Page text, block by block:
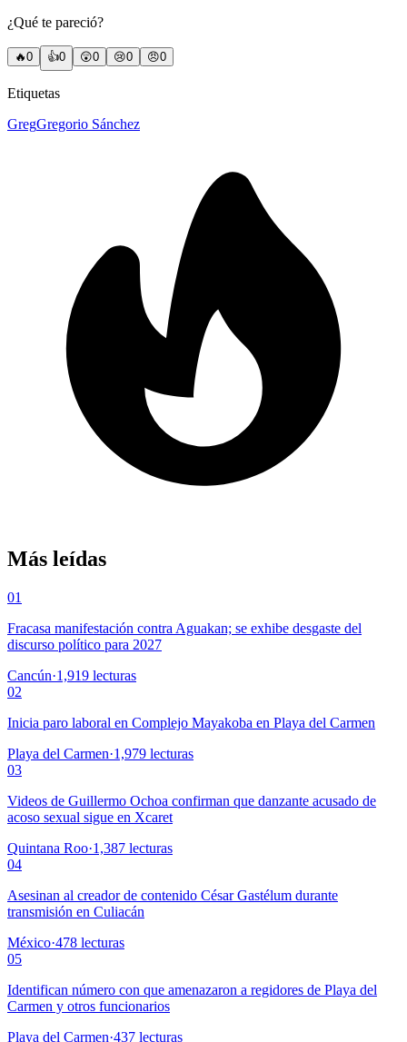
¿Qué te pareció?
🔥0 👍0 😲0 😢0 😠0
Etiquetas
GregGregorio Sánchez
Más leídas
01
Fracasa manifestación contra Aguakan; se exhibe desgaste del
discurso político para 2027
Cancún·1,919 lecturas
02
Inicia paro laboral en Complejo Mayakoba en Playa del Carmen
Playa del Carmen·1,979 lecturas
03
Videos de Guillermo Ochoa confirman que danzante acusado de
acoso sexual sigue en Xcaret
Quintana Roo·1,387 lecturas
04
Asesinan al creador de contenido César Gastélum durante
transmisión en Culiacán
México·478 lecturas
05
Identifican número con que amenazaron a regidores de Playa del
Carmen y otros funcionarios
Playa del Carmen·437 lecturas